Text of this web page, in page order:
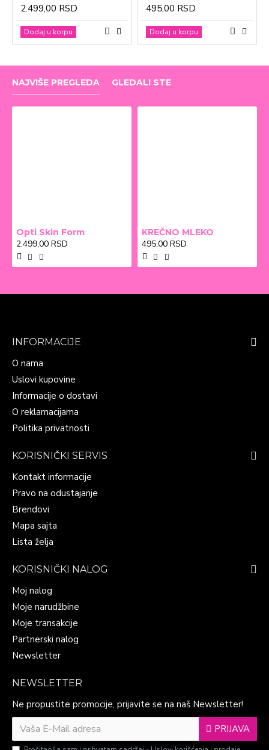
2.499,00 RSD
Dodaj u korpu
495,00 RSD
Dodaj u korpu
NAJVIŠE PREGLEDA GLEDALI STE
Opti Skin Form
2.499,00 RSD
KREČNO MLEKO
495,00 RSD
INFORMACIJE
O nama
Uslovi kupovine
Informacije o dostavi
O reklamacijama
Politika privatnosti
KORISNIČKI SERVIS
Kontakt informacije
Pravo na odustajanje
Brendovi
Mapa sajta
Lista želja
KORISNIČKI NALOG
Moj nalog
Moje narudžbine
Moje transakcije
Partnerski nalog
Newsletter
NEWSLETTER
Ne propustite promocije, prijavite se na naš Newsletter!
PRIJAVA